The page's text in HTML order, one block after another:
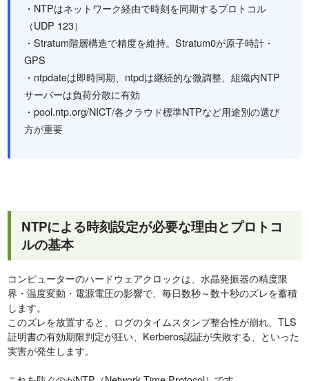
・NTPはネットワーク経由で時刻を同期するプロトコル
（UDP 123）
・Stratum階層構造で精度を維持。Stratum0が原子時計・
GPS
・ntpdateは即時同期、ntpdは継続的な微調整、組織内NTP
サーバーは負荷分散に有効
・pool.ntp.org/NICT/各クラウド標準NTPなど用途別の選び
方が重要
NTPによる時刻設定が必要な理由とプロトコ
ルの基本
コンピューターのハードウェアクロックは、水晶発振器の精度限
界・温度変動・電源電圧の影響で、毎日数秒～数十秒のズレを蓄積
します。
このズレを放置すると、ログのタイムスタンプ整合性が崩れ、TLS
証明書の有効期限判定が狂い、Kerberos認証が失敗する、といった
実害が発生します。